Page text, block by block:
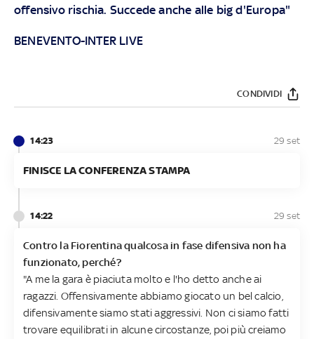
offensivo rischia. Succede anche alle big d'Europa"
BENEVENTO-INTER LIVE
CONDIVIDI
14:23 29 set
FINISCE LA CONFERENZA STAMPA
14:22 29 set
Contro la Fiorentina qualcosa in fase difensiva non ha
funzionato, perché?
"A me la gara è piaciuta molto e l'ho detto anche ai
ragazzi. Offensivamente abbiamo giocato un bel calcio,
difensivamente siamo stati aggressivi. Non ci siamo fatti
trovare equilibrati in alcune circostanze, poi più creiamo